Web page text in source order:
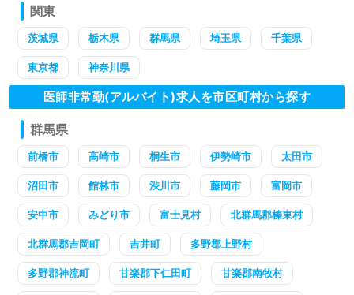
関東
茨城県 栃木県 群馬県 埼玉県 千葉県
東京都 神奈川県
医師非常勤(アルバイト)求人を市区町村から探す
群馬県
前橋市 高崎市 桐生市 伊勢崎市 太田市
沼田市 館林市 渋川市 藤岡市 富岡市
安中市 みどり市 富士見村 北群馬郡榛東村
北群馬郡吉岡町 吉井町 多野郡上野村
多野郡神流町 甘楽郡下仁田町 甘楽郡南牧村